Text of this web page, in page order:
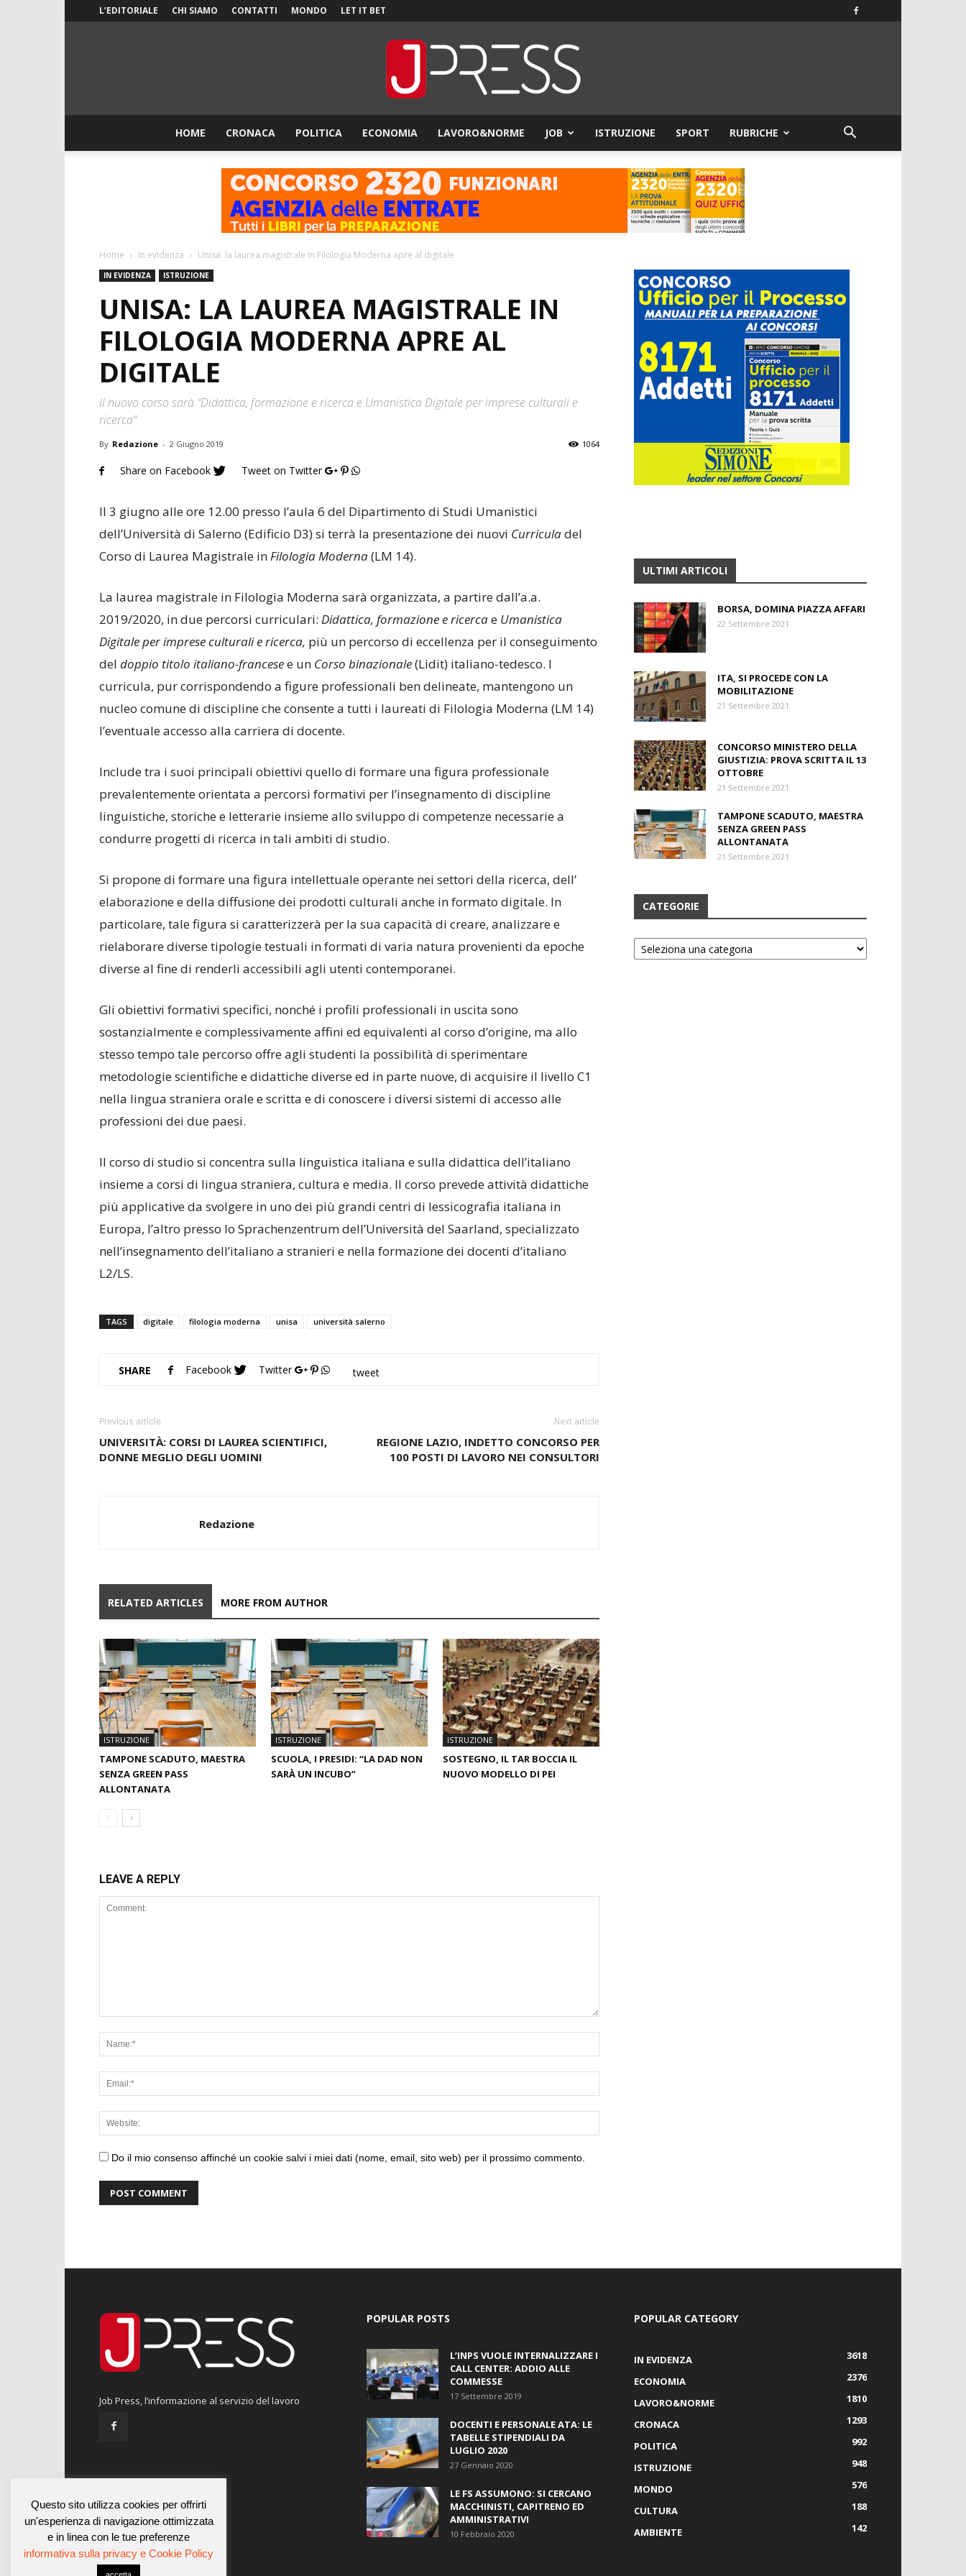
L’EDITORIALE CHI SIAMO CONTATTI MONDO LET IT BET
HOME CRONACA POLITICA ECONOMIA LAVORO&NORME JOB ISTRUZIONE SPORT RUBRICHE
Home In evidenza Unisa: la laurea magistrale in Filologia Moderna apre al digitale
IN EVIDENZA ISTRUZIONE
UNISA: LA LAUREA MAGISTRALE IN
FILOLOGIA MODERNA APRE AL
DIGITALE
Il nuovo corso sarà "Didattica, formazione e ricerca e Umanistica Digitale per imprese culturali e
ricerca"
By Redazione - 2 Giugno 2019 1064
Share on Facebook Tweet on Twitter
Il 3 giugno alle ore 12.00 presso l’aula 6 del Dipartimento di Studi Umanistici
dell’Università di Salerno (Edificio D3) si terrà la presentazione dei nuovi Curriculadel
Corso di Laurea Magistrale inFilologia Moderna(LM 14).
La laurea magistrale in Filologia Moderna sarà organizzata, a partire dall’a.a.
2019/2020, in due percorsi curriculari: Didattica, formazione e ricercae Umanistica
Digitaleper imprese culturali e ricerca, più un percorso di eccellenza per il conseguimento
del doppio titolo italiano-francesee un Corso binazionale(Lidit) italiano-tedesco. I
curricula, pur corrispondendo a figure professionali ben delineate, mantengono un
nucleo comune di discipline che consente a tutti i laureati di Filologia Moderna (LM 14)
l’eventuale accesso alla carriera di docente.
Include tra i suoi principali obiettivi quello di formare una figura professionale
prevalentemente orientata a percorsi formativi per l’insegnamento di discipline
linguistiche, storiche e letterarie insieme allo sviluppo di competenze necessarie a
condurre progetti di ricerca in tali ambiti di studio.
Si propone di formare una figura intellettuale operante nei settori della ricerca, dell’
elaborazione e della diffusione dei prodotti culturali anche in formato digitale. In
particolare, tale figura si caratterizzerà per la sua capacità di creare, analizzare e
rielaborare diverse tipologie testuali in formati di varia natura provenienti da epoche
diverse al fine di renderli accessibili agli utenti contemporanei.
Gli obiettivi formativi specifici, nonché i profili professionali in uscita sono
sostanzialmente e complessivamente affini ed equivalenti al corso d’origine, ma allo
stesso tempo tale percorso offre agli studenti la possibilità di sperimentare
metodologie scientifiche e didattiche diverse ed in parte nuove, di acquisire il livello C1
nella lingua straniera orale e scritta e di conoscere i diversi sistemi di accesso alle
professioni dei due paesi.
Il corso di studio si concentra sulla linguistica italiana e sulla didattica dell’italiano
insieme a corsi di lingua straniera, cultura e media. Il corso prevede attività didattiche
più applicative da svolgere in uno dei più grandi centri di lessicografia italiana in
Europa, l’altro presso lo Sprachenzentrum dell’Università del Saarland, specializzato
nell’insegnamento dell’italiano a stranieri e nella formazione dei docenti d’italiano
L2/LS.
TAGS digitale filologia moderna unisa università salerno
SHARE Facebook Twitter tweet
Previous article
UNIVERSITÀ: CORSI DI LAUREA SCIENTIFICI,
DONNE MEGLIO DEGLI UOMINI
Next article
REGIONE LAZIO, INDETTO CONCORSO PER
100 POSTI DI LAVORO NEI CONSULTORI
Redazione
RELATED ARTICLES MORE FROM AUTHOR
ISTRUZIONE
TAMPONE SCADUTO, MAESTRA
SENZA GREEN PASS
ALLONTANATA
ISTRUZIONE
SCUOLA, I PRESIDI: “LA DAD NON
SARÀ UN INCUBO”
ISTRUZIONE
SOSTEGNO, IL TAR BOCCIA IL
NUOVO MODELLO DI PEI
LEAVE A REPLY
Do il mio consenso affinché un cookie salvi i miei dati (nome, email, sito web) per il prossimo commento.
ULTIMI ARTICOLI
BORSA, DOMINA PIAZZA AFFARI
22 Settembre 2021
ITA, SI PROCEDE CON LA
MOBILITAZIONE
21 Settembre 2021
CONCORSO MINISTERO DELLA
GIUSTIZIA: PROVA SCRITTA IL 13
OTTOBRE
21 Settembre 2021
TAMPONE SCADUTO, MAESTRA
SENZA GREEN PASS
ALLONTANATA
21 Settembre 2021
CATEGORIE
Categorie
Job Press, l’informazione al servizio del lavoro
POPULAR POSTS
L’INPS VUOLE INTERNALIZZARE I
CALL CENTER: ADDIO ALLE
COMMESSE
17 Settembre 2019
DOCENTI E PERSONALE ATA: LE
TABELLE STIPENDIALI DA
LUGLIO 2020
27 Gennaio 2020
LE FS ASSUMONO: SI CERCANO
MACCHINISTI, CAPITRENO ED
AMMINISTRATIVI
10 Febbraio 2020
POPULAR CATEGORY
IN EVIDENZA
3618
ECONOMIA
2376
LAVORO&NORME
1810
CRONACA
1293
POLITICA
992
ISTRUZIONE
948
MONDO
576
CULTURA
188
AMBIENTE
142
Questo sito utilizza cookies per offrirti
un'esperienza di navigazione ottimizzata
e in linea con le tue preferenze
informativa sulla privacy e Cookie Policy